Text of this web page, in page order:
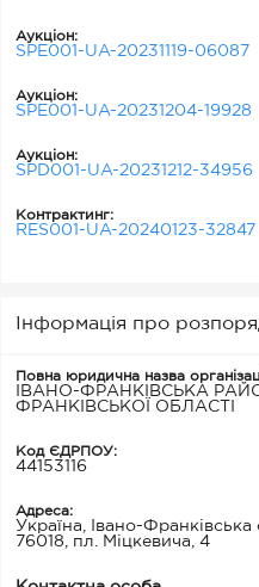
Аукціон:
SPE001-UA-20231119-06087
Аукціон:
SPE001-UA-20231204-19928
Аукціон:
SPD001-UA-20231212-34956
Контрактинг:
RES001-UA-20240123-32847
Інформація про
Повна юридична назва
ІВАНО-ФРАНКІВСЬКА
ФРАНКІВСЬКОЇ ОБЛАСТІ
Код ЄДРПОУ:
44153116
Адреса:
Україна, Івано-Франківська
76018, пл. Міцкевича, 4